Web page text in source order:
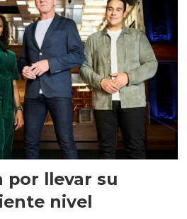
por llevar su
nivel